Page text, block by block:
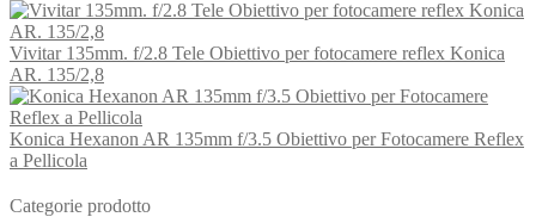
Vivitar 135mm. f/2.8 Tele Obiettivo per fotocamere reflex Konica
AR. 135/2,8
Konica Hexanon AR 135mm f/3.5 Obiettivo per Fotocamere Reflex
a Pellicola
Categorie prodotto